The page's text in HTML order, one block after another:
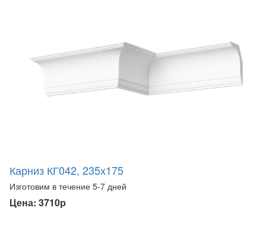
Карниз КГ042, 235х175
Изготовим в течение 5-7 дней
Цена: 3710р